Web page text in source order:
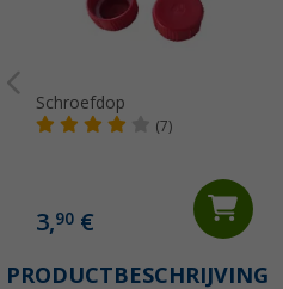
Schroefdop
(7)
3,90 €
PRODUCTBESCHRIJVING